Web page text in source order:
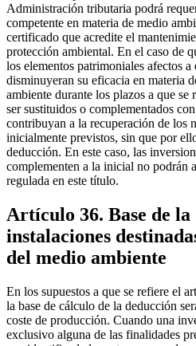
Administración tributaria podrá
competente en materia de medio
certificado que acredite el
protección ambiental. En el caso de
los elementos patrimoniales afectos
disminuyeran su eficacia en materia
ambiente durante los plazos a que se
ser sustituidos o complementados
contribuyan a la recuperación de los
inicialmente previstos, sin que por
deducción. En este caso, las
complementen a la inicial no podrán
regulada en este título.
Artículo 36. Base de
instalaciones
del medio ambiente
En los supuestos a que se refiere el
la base de cálculo de la deducción
coste de producción. Cuando una
exclusivo alguna de las finalidades